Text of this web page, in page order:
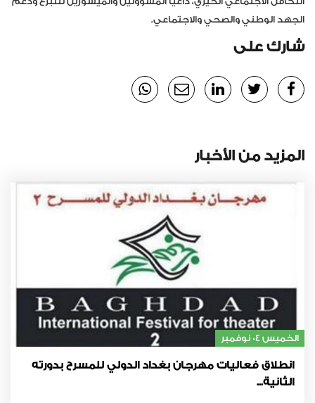
الجهد الوطني والصحي والاجتماعي.
شارك على
المزيد من الأخبار
الخميس 04 نوفمبر
انطلاق فعاليات مهرجان بغداد الدولي للمسرح بدورته
الثانية...